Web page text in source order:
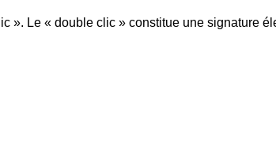
». Le « double clic » constitue une signature